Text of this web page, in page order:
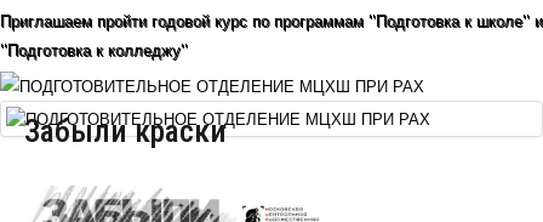
Образование
Доп. образование
Курсы повышения квалификации
Центр непрерывного образования
Приглашаем пройти годовой курс по программам "Подготовка к школе" и
"Подготовка к колледжу"
Забыли краски